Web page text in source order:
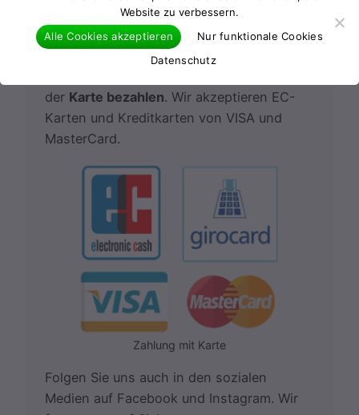
Schlüssel verloren oder vergessen
der Karte bezahlen. Wir akzeptieren EC-
Karten und Kreditkarten von VISA und
MasterCard.
Zahlung mit Karte
Folgen Sie uns auch in den sozialen
Medien auf Facebook und Instagram. Wir
Website zu verbessern.
Alle Cookies akzeptieren
Nur funktionale Cookies
Datenschutz